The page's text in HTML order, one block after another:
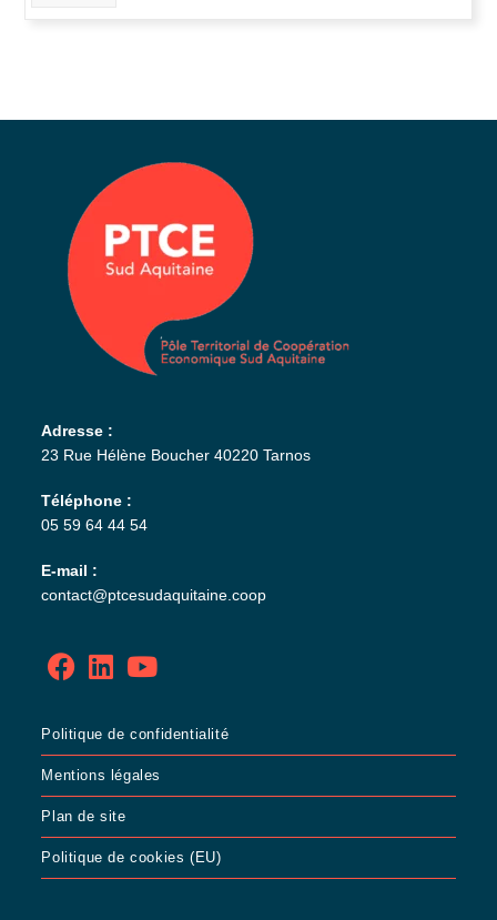
Adresse :
23 Rue Hélène Boucher 40220 Tarnos
Téléphone :
05 59 64 44 54
E-mail :
contact@ptcesudaquitaine.coop
Politique de confidentialité
Mentions légales
Plan de site
Politique de cookies (EU)